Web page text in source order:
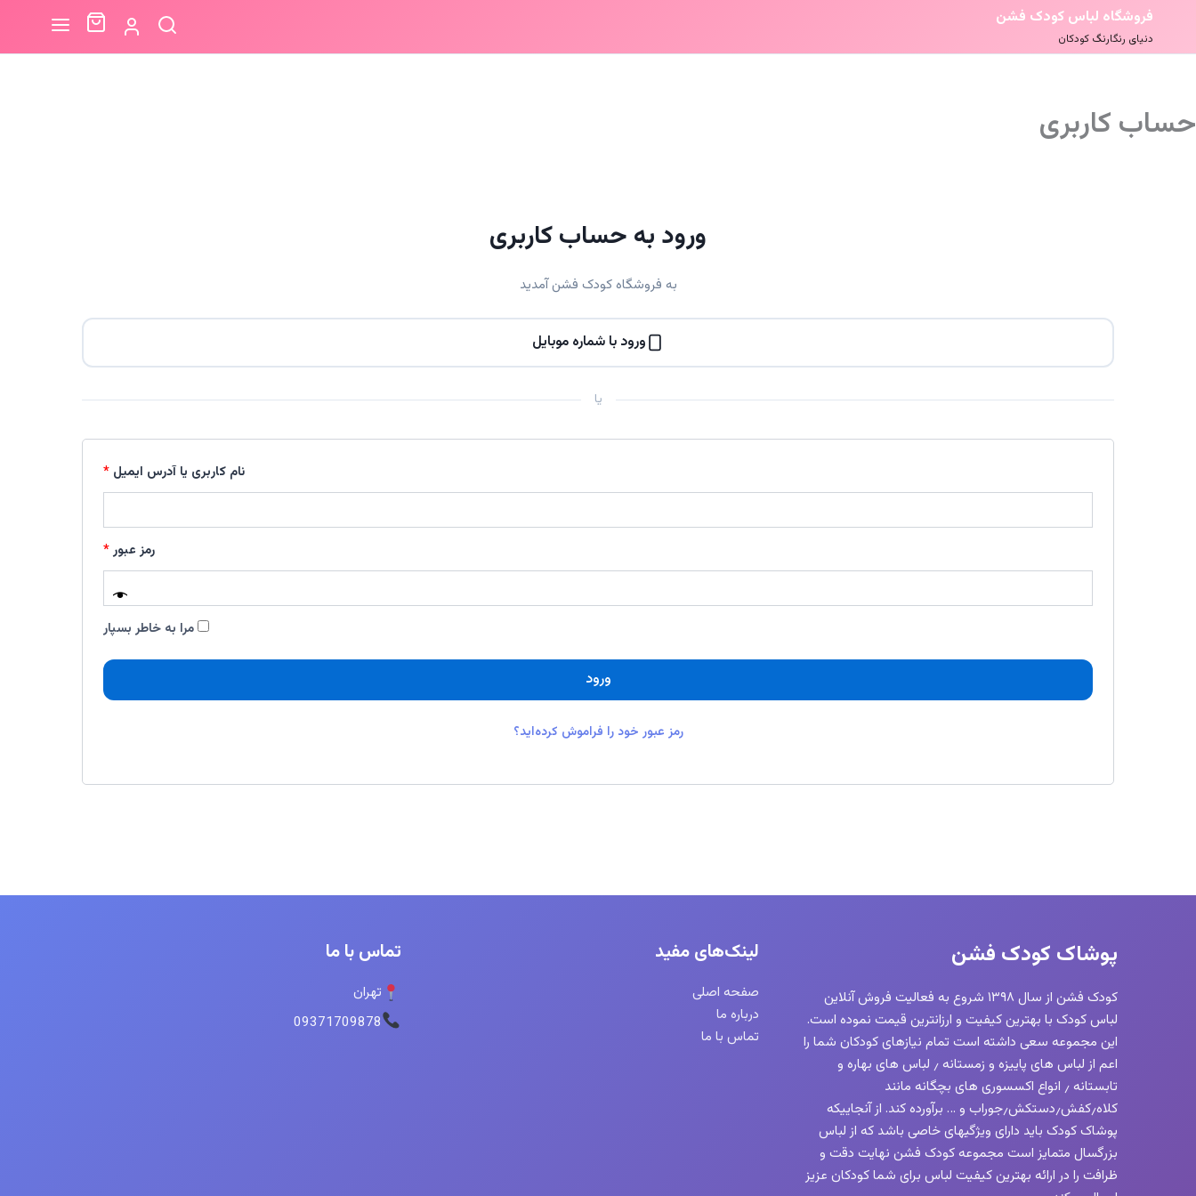
فروشگاه لباس کودک فشن
دنیای رنگارنگ کودکان
حساب کاربری
ورود به حساب کاربری
به فروشگاه کودک فشن آمدید
ورود با شماره موبایل
یا
نام کاربری یا آدرس ایمیل *
رمز عبور*
مرا به خاطر بسپار
ورود
رمز عبور خود را فراموش کرده‌اید؟
پوشاک کودک فشن
کودک فشن از سال ۱۳۹۸ شروع به فعالیت فروش آنلاین
لباس کودک با بهترین کیفیت و ارزانترین قیمت نموده است.
این مجموعه سعی داشته است تمام نیازهای کودکان شما را
اعم از لباس های پاییزه و زمستانه ٫ لباس های بهاره و
تابستانه ٫ انواع اکسسوری های بچگانه مانند
کلاه٫کفش٫دستکش٫جوراب و … برآورده کند. از آنجاییکه
پوشاک کودک باید دارای ویژگیهای خاصی باشد که از لباس
بزرگسال متمایز است مجموعه کودک فشن نهایت دقت و
ظرافت را در ارائه بهترین کیفیت لباس برای شما کودکان عزیز
لینک‌های مفید
صفحه اصلی
درباره ما
تماس با ما
تماس با ما
تهران
09371709878